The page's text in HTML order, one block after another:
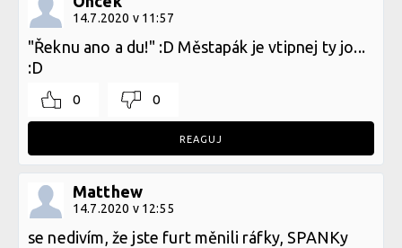
14.7.2020 v 11:57
"Řeknu ano a du!" :D Městapák je vtipnej ty jo...
:D
0 0
REAGUJ
Matthew
14.7.2020 v 12:55
se nedivím, že jste furt měnili ráfky, SPANKy